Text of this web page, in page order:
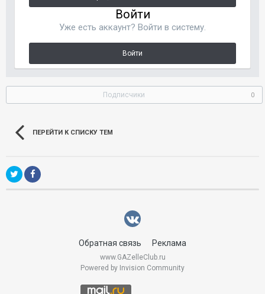
Войти
Уже есть аккаунт? Войти в систему.
Войти
Подписчики 0
ПЕРЕЙТИ К СПИСКУ ТЕМ
Обратная связь Реклама
www.GAZelleClub.ru
Powered by Invision Community